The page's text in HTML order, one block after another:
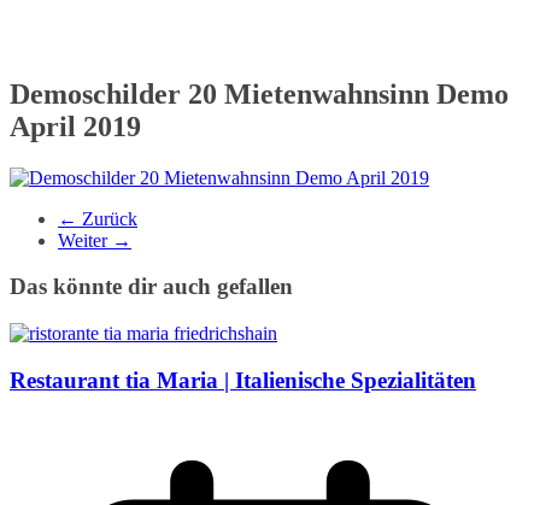
Demoschilder 20 Mietenwahnsinn Demo
April 2019
← Zurück
Weiter →
Das könnte dir auch gefallen
Restaurant tia Maria | Italienische Spezialitäten